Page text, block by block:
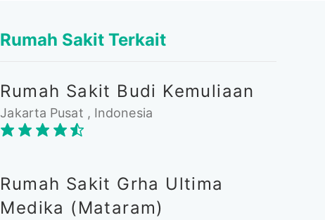
Rumah Sakit Terkait
Rumah Sakit Budi Kemuliaan
Jakarta Pusat , Indonesia
Rumah Sakit Grha Ultima
Medika (Mataram)